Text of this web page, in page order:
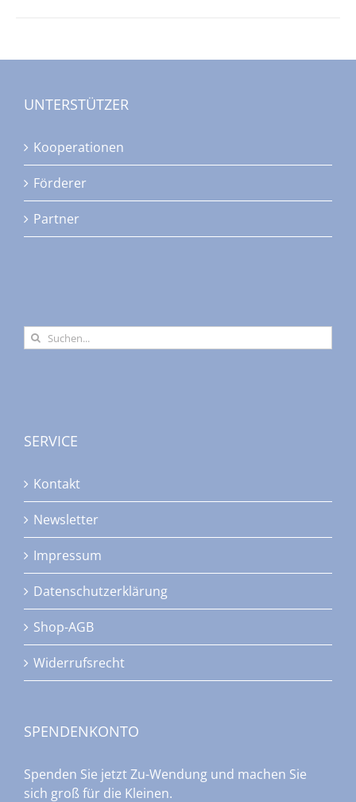
UNTERSTÜTZER
Kooperationen
Förderer
Partner
Suche
nach:
SERVICE
Kontakt
Newsletter
Impressum
Datenschutzerklärung
Shop-AGB
Widerrufsrecht
SPENDENKONTO
Spenden Sie jetzt Zu-Wendung und machen Sie
sich groß für die Kleinen.